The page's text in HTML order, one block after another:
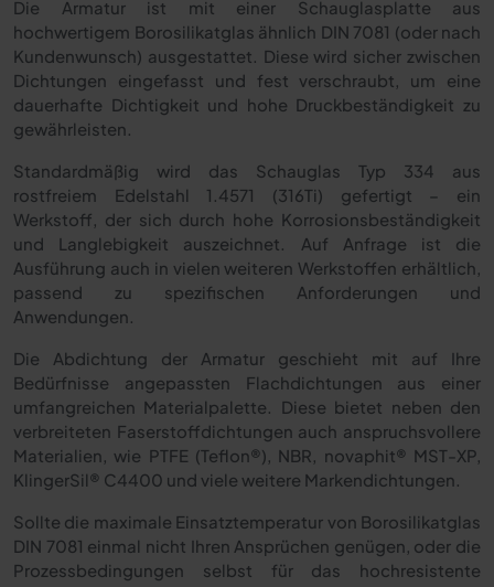
Die Armatur ist mit einer Schauglasplatte aus
hochwertigem Borosilikatglas ähnlich DIN 7081 (oder nach
Kundenwunsch) ausgestattet. Diese wird sicher zwischen
Dichtungen eingefasst und fest verschraubt, um eine
dauerhafte Dichtigkeit und hohe Druckbeständigkeit zu
gewährleisten.
Standardmäßig wird das Schauglas Typ 334 aus
rostfreiem Edelstahl 1.4571 (316Ti) gefertigt – ein
Werkstoff, der sich durch hohe Korrosionsbeständigkeit
und Langlebigkeit auszeichnet. Auf Anfrage ist die
Ausführung auch in vielen weiteren Werkstoffen erhältlich,
passend zu spezifischen Anforderungen und
Anwendungen.
Die Abdichtung der Armatur geschieht mit auf Ihre
Bedürfnisse angepassten Flachdichtungen aus einer
umfangreichen Materialpalette. Diese bietet neben den
verbreiteten Faserstoffdichtungen auch anspruchsvollere
Materialien, wie PTFE (Teflon®), NBR, novaphit® MST-XP,
KlingerSil® C4400 und viele weitere Markendichtungen.
Sollte die maximale Einsatztemperatur von Borosilikatglas
DIN 7081 einmal nicht Ihren Ansprüchen genügen, oder die
Prozessbedingungen selbst für das hochresistente